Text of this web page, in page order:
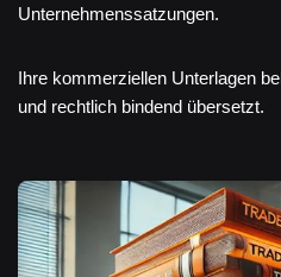
Unternehmenssatzungen.
Ihre kommerziellen Unterlagen
und rechtlich bindend übersetzt.